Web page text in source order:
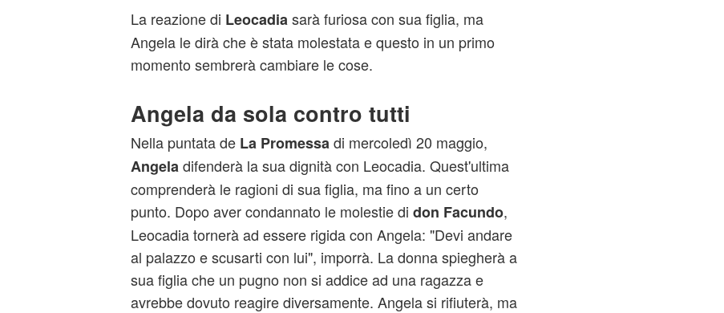
La reazione di Leocadia sarà furiosa con sua figlia, ma
Angela le dirà che è stata molestata e questo in un primo
momento sembrerà cambiare le cose.
Angela da sola contro tutti
Nella puntata de La Promessa di mercoledì 20 maggio,
Angela difenderà la sua dignità con Leocadia. Quest'ultima
comprenderà le ragioni di sua figlia, ma fino a un certo
punto. Dopo aver condannato le molestie di don Facundo,
Leocadia tornerà ad essere rigida con Angela: "Devi andare
al palazzo e scusarti con lui", imporrà. La donna spiegherà a
sua figlia che un pugno non si addice ad una ragazza e
avrebbe dovuto reagire diversamente. Angela si rifiuterà, ma